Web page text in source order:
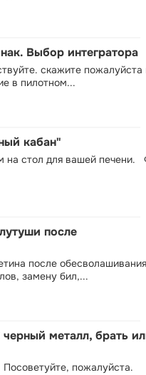
Выбор интегратора
скажите пожалуйста
в пилотном...
кабан"
на стол для вашей печени.
после
после
замену бил,...
металл, брать
пожалуйста.